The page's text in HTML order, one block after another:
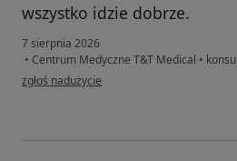
wszystko idzie dobrze.
7 sierpnia 2026
• Centrum Medyczne T&T Medical •
w opinii użytkownika Piotr
zgłoś nadużycie